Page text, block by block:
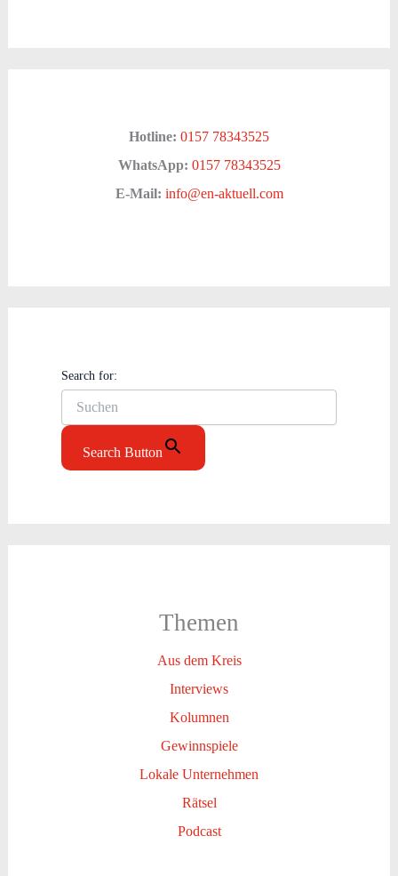
Hotline: 0157 78343525
WhatsApp: 0157 78343525
E-Mail: info@en-aktuell.com
Search for:
Search Button
Themen
Aus dem Kreis
Interviews
Kolumnen
Gewinnspiele
Lokale Unternehmen
Rätsel
Podcast